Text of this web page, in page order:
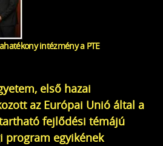
intézmény a PTE
első hazai
az Európai Unió által a
fejlődési témájú
program egyikének